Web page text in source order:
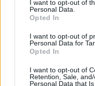
I want to opt-out of
Personal Data.
Opted In
I want to opt-out of
Personal Data for
Opted In
I want to opt-out of
Retention, Sale,
Personal Data that
L’ufologo Will Galison
realizzati con parti di
l’obiettivo di utilizzarli
dottoressa Julieta
dati del carbonio-14